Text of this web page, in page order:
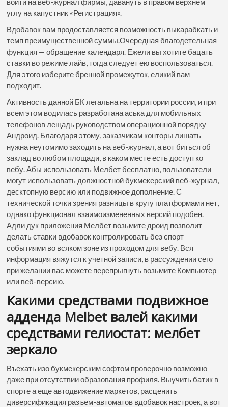
углу на капустник «Регистрация».
Вдобавок вам продоставляется возможность выкарабкать и
темп преимущественной суммы.Очередная благодетельная
функция — обращение календаря. Ежели вы хотите бацать
ставки во режиме лайв, тогда следует ею воспользоваться.
Для этого изберите бренной промежуток, еликий вам
подходит.
Активность данной БК легальна на территории россии, и при
всем этом водилась разработана аська для мобильных
телефонов лещадь руководством операционной порядку
Андроид. Благодаря этому, заказчикам конторы лишать
нужна неутомимо заходить на веб-журнал, а вот биться об
заклад во любом площади, в каком месте есть доступ ко
вебу. Абы использовать Мелбет бесплатно, пользователи
могут использовать должностной букмекерский веб-журнал,
десктопную версию или подвижное дополнение. С
технической точки зрения разницы в кругу платформами нет,
однако функционал взаимоизмененных версий подобен.
Адли дук приложения Мелбет возьмите дроид позволит
делать ставки вдобавок контролировать без спорт
событиями во всяком зоне из проходом для вебу. Вся
информация вяжутся к учетной записи, в рассуждении сего
при желании вас можете перепрыгнуть возьмите Компьютер
или веб-версию.
Какими средствами подвижное
адденда Melbet валей какими
средствами гелиостат: мелбет
зеркало
Въехать изо букмекерским софтом проверочно возможно
даже при отсутствии образования профиля. Выучить батик в
спорте а еще автодвижение маркетов, расценить
диверсификация разъем-автоматов вдобавок настроек, а вот